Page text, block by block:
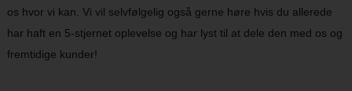
os hvor vi kan. Vi vil selvfølgelig også gerne høre hvis du allerede
har haft en 5-stjernet oplevelse og har lyst til at dele den med os og
fremtidige kunder!